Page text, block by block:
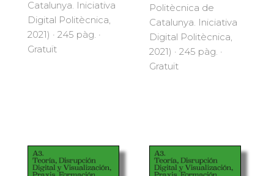
Catalunya. Iniciativa
Digital Politècnica,
2021) · 245 pàg. ·
Gratuït
Politècnica de
Catalunya. Iniciativa
Digital Politècnica,
2021) · 245 pàg. ·
Gratuït